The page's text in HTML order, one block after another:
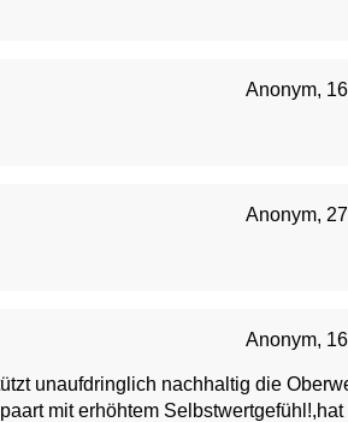
Anonym,
Anonym,
Anonym,
mit erhöhtem Selbstwertgefühl!,hat